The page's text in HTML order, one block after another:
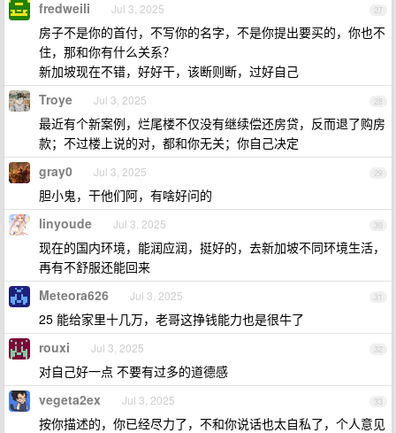
27
fredweili Jul 3, 2025
房子不是你的首付，不写你的名字，不是你提出要买的，你也不
住，那和你有什么关系？
新加坡现在不错，好好干，该断则断，过好自己
28
Troye Jul 3, 2025
最近有个新案例，烂尾楼不仅没有继续偿还房贷，反而退了购房
款；不过楼上说的对，都和你无关；你自己决定
29
gray0 Jul 3, 2025
胆小鬼，干他们阿，有啥好问的
30
linyoude Jul 3, 2025
现在的国内环境，能润应润，挺好的，去新加坡不同环境生活，
再有不舒服还能回来
31
Meteora626 Jul 3, 2025
25 能给家里十几万，老哥这挣钱能力也是很牛了
32
rouxi Jul 3, 2025
对自己好一点 不要有过多的道德感
33
vegeta2ex Jul 3, 2025
按你描述的，你已经尽力了，不和你说话也太自私了，个人意见